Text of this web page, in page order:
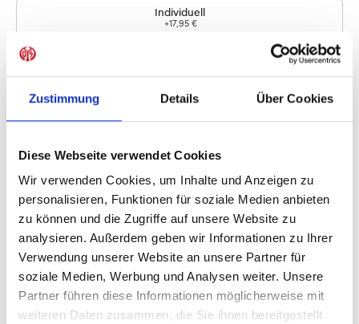
Zustimmung Details Über Cookies
Diese Webseite verwendet Cookies
Wir verwenden Cookies, um Inhalte und Anzeigen zu
personalisieren, Funktionen für soziale Medien anbieten
zu können und die Zugriffe auf unsere Website zu
analysieren. Außerdem geben wir Informationen zu Ihrer
Verwendung unserer Website an unsere Partner für
soziale Medien, Werbung und Analysen weiter. Unsere
Partner führen diese Informationen möglicherweise mit
weiteren Daten zusammen, die Sie ihnen bereitgestellt
Individuell
+17,95 €
Logos
Bundesliga-Logo
+4,95 €
IN DEN WARENKORB